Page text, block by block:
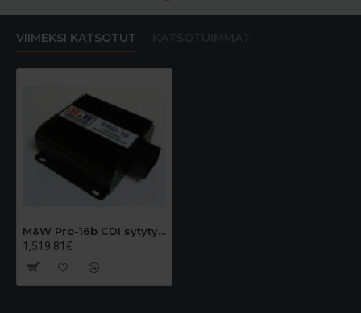
VIIMEKSI KATSOTUT
M&W Pro-16b CDI sytytyslaite
1,519.81€